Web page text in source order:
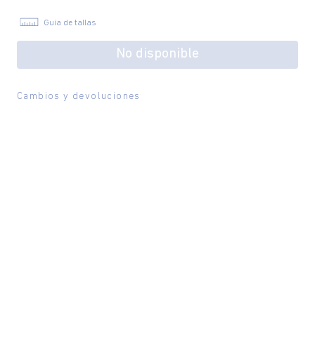
Guía de tallas
No disponible
Cambios y devoluciones